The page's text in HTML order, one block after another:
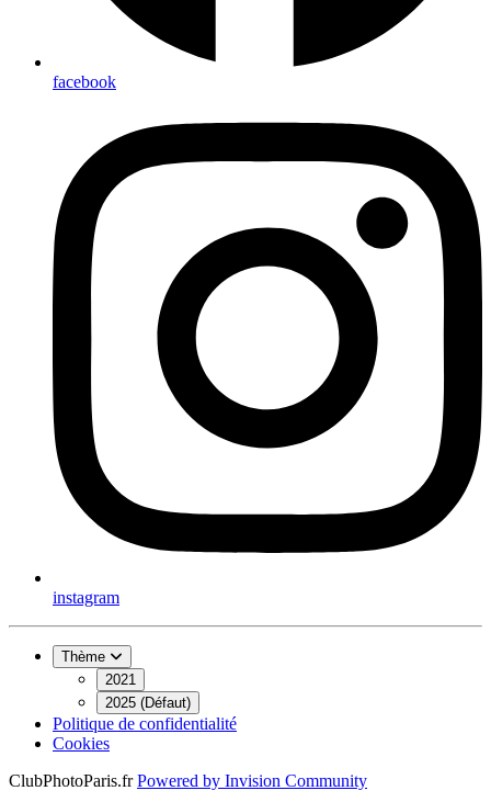
facebook
instagram
Thème
2021
2025 (Défaut)
Politique de confidentialité
Cookies
ClubPhotoParis.fr Powered by Invision Community